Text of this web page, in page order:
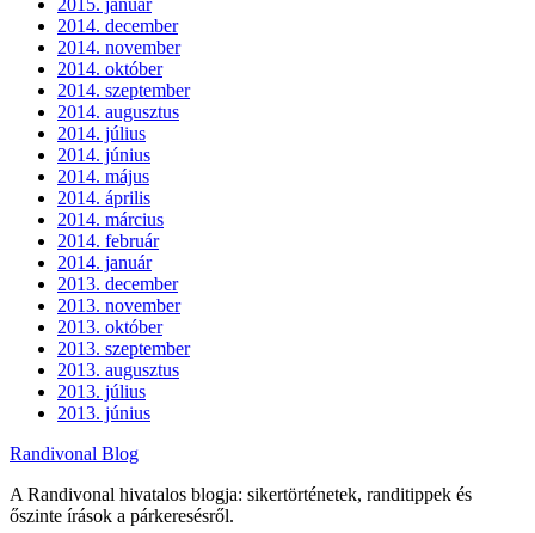
2015. január
2014. december
2014. november
2014. október
2014. szeptember
2014. augusztus
2014. július
2014. június
2014. május
2014. április
2014. március
2014. február
2014. január
2013. december
2013. november
2013. október
2013. szeptember
2013. augusztus
2013. július
2013. június
Randivonal Blog
A Randivonal hivatalos blogja: sikertörténetek, randitippek és
őszinte írások a párkeresésről.